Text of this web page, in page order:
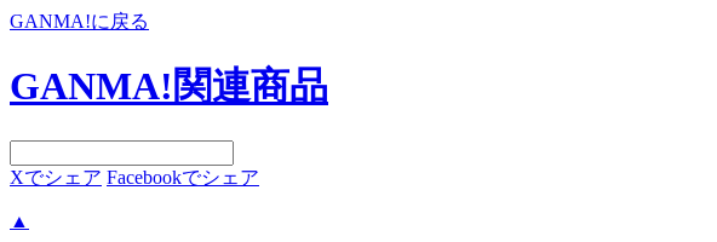
GANMA!に戻る
GANMA!関連商品
Xでシェア Facebookでシェア
▲